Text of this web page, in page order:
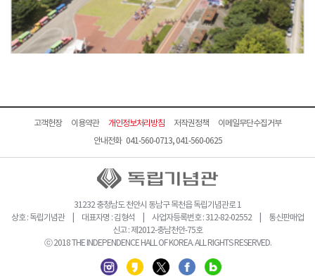
고객헌장 이용약관 개인정보처리방침 저작권정책
이메일무단수집거부
안내전화 041-560-0713, 041-560-0625
31232 충청남도 천안시 동남구 목천읍 독립기념관로 1
상호 : 독립기념관 | 대표자명 : 김형석 | 사업자등록번호 : 312-82-02552 | 통신판매업
신고 : 제2012-충남천안-75호
ⓒ 2018 THE INDEPENDENCE HALL OF KOREA. ALL RIGHTS RESERVED.